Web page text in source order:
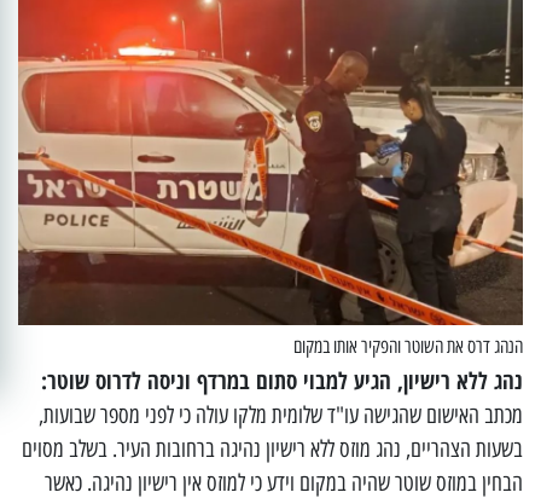
הנהג דרס את השוטר והפקיר אותו במקום
נהג ללא רישיון, הגיע למבוי סתום במרדף וניסה לדרוס שוטר:
מכתב האישום שהגישה עו"ד שלומית מלקו עולה כי לפני מספר שבועות,
בשעות הצהריים, נהג מוזס ללא רישיון נהיגה ברחובות העיר. בשלב מסוים
הבחין במוזס שוטר שהיה במקום וידע כי למוזס אין רישיון נהיגה. כאשר